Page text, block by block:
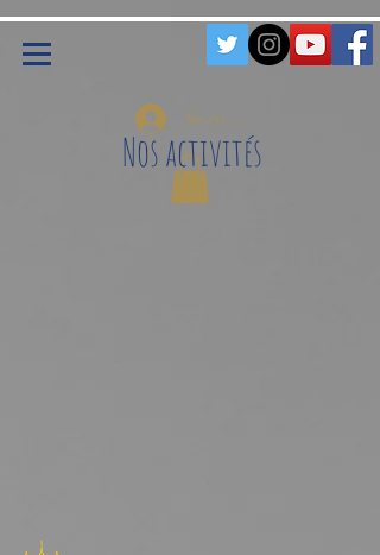
Se connecter
Nos activités